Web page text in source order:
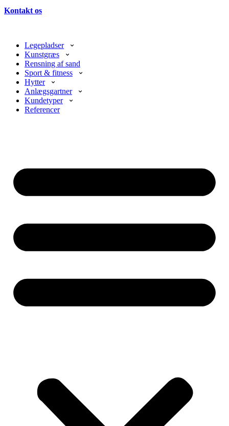
Kontakt os
Legepladser
Kunstgræs
Rensning af sand
Sport & fitness
Hytter
Anlægsgartner
Kundetyper
Referencer